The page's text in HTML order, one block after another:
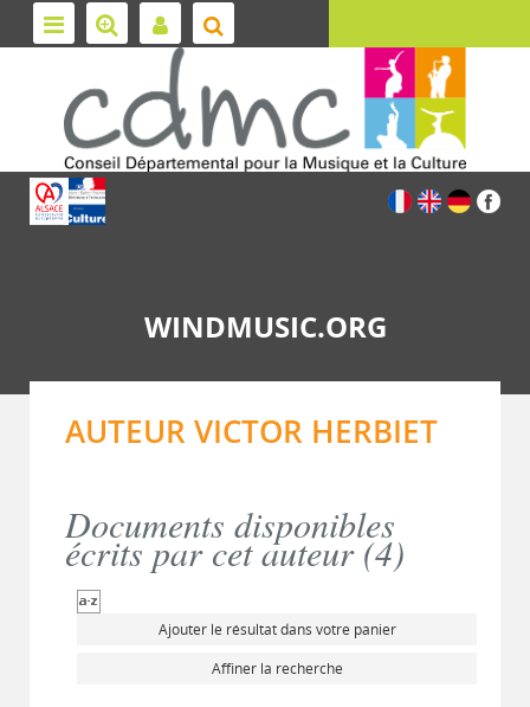
WINDMUSIC.ORG
AUTEUR VICTOR HERBIET
Documents disponibles
écrits par cet auteur (4)
Ajouter le résultat dans votre panier
Affiner la recherche